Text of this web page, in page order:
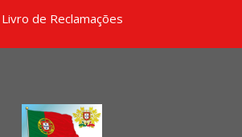
Livro de Reclamações